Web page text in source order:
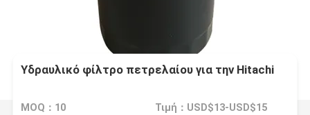
Υδραυλικό φίλτρο πετρελαίου για την Hitachi
MOQ：10 Τιμή：USD$13-USD$15